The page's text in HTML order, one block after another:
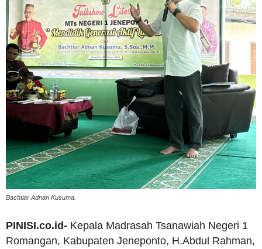
Bachtiar Adnan Kusuma.
PINISI.co.id- Kepala Madrasah Tsanawiah Negeri 1
Romangan, Kabupaten Jeneponto, H.Abdul Rahman,